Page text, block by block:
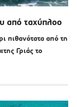
από ταχύπλοο
πιθανότατα από τη
Γριάς το